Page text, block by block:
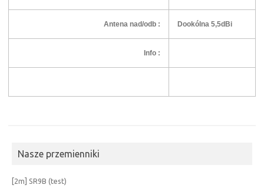
Antena nad/odb : Dookólna 5,5dBi
Info :
Nasze przemienniki
[2m] SR9B (test)